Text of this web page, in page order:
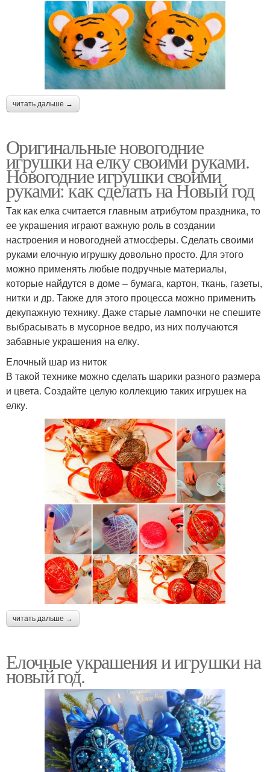
читать дальше →
Оригинальные новогодние
игрушки на елку своими руками.
Новогодние игрушки своими
руками: как сделать на Новый год
Так как елка считается главным атрибутом праздника, то
ее украшения играют важную роль в создании
настроения и новогодней атмосферы. Сделать своими
руками елочную игрушку довольно просто. Для этого
можно применять любые подручные материалы,
которые найдутся в доме – бумага, картон, ткань, газеты,
нитки и др. Также для этого процесса можно применить
декупажную технику. Даже старые лампочки не спешите
выбрасывать в мусорное ведро, из них получаются
забавные украшения на елку.
Елочный шар из ниток
В такой технике можно сделать шарики разного размера
и цвета. Создайте целую коллекцию таких игрушек на
елку.
читать дальше →
Елочные украшения и игрушки на
новый год.